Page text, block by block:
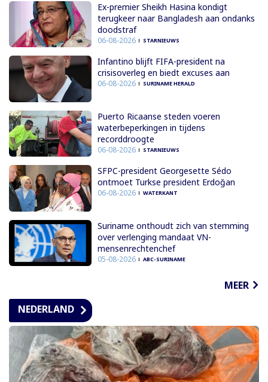
Ex-premier Sheikh Hasina kondigt
terugkeer naar Bangladesh aan ondanks
doodstraf
06-08-2026 STARNIEUWS
Infantino blijft FIFA-president na
crisisoverleg en biedt excuses aan
06-08-2026 SURINAME HERALD
Puerto Ricaanse steden voeren
waterbeperkingen in tijdens
recorddroogte
06-08-2026 STARNIEUWS
SFPC-president Georgesette Sédo
ontmoet Turkse president Erdoğan
06-08-2026 WATERKANT
Suriname onthoudt zich van stemming
over verlenging mandaat VN-
mensenrechtenchef
05-08-2026 ABC-SURINAME
MEER
NEDERLAND